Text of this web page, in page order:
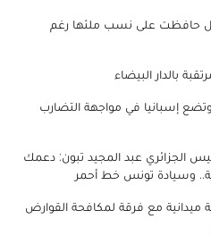
حافظت على نسب ملئها رغم
بالدار البيضاء
إسبانيا في مواجهة التضارب
الجزائري عبد المجيد تبون: دعمك
وسيادة تونس خط أحمر
مع فرقة لمكافحة القوارض